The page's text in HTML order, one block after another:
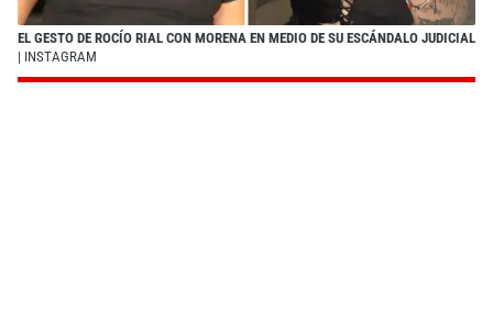
EL GESTO DE ROCÍO RIAL CON MORENA EN MEDIO DE SU ESCÁNDALO JUDICIAL
| INSTAGRAM